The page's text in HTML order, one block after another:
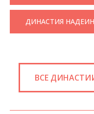
ДИНАСТИЯ
ВСЕ